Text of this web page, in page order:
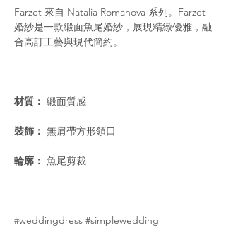
Farzet 來自 Natalia Romanova 系列。Farzet
婚紗是一款緞面魚尾婚紗，展現精緻優雅，融
合高訂工藝與現代簡約。
材質： 緞面質感
裝飾： 無肩帶方形領口
輪廓： 魚尾剪裁
#weddingdress #simplewedding